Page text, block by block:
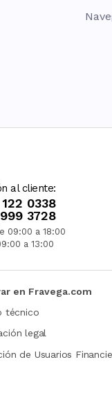
al cliente:
0338
3728
09:00 a 18:00
a 13:00
en Fravega.com
técnico
legal
de Usuarios